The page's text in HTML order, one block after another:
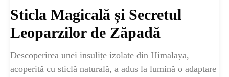
Sticla Magicală și Secretul
Leoparzilor de Zăpadă
Descoperirea unei insulițe izolate din Himalaya,
acoperită cu sticlă naturală, a adus la lumină o adaptare